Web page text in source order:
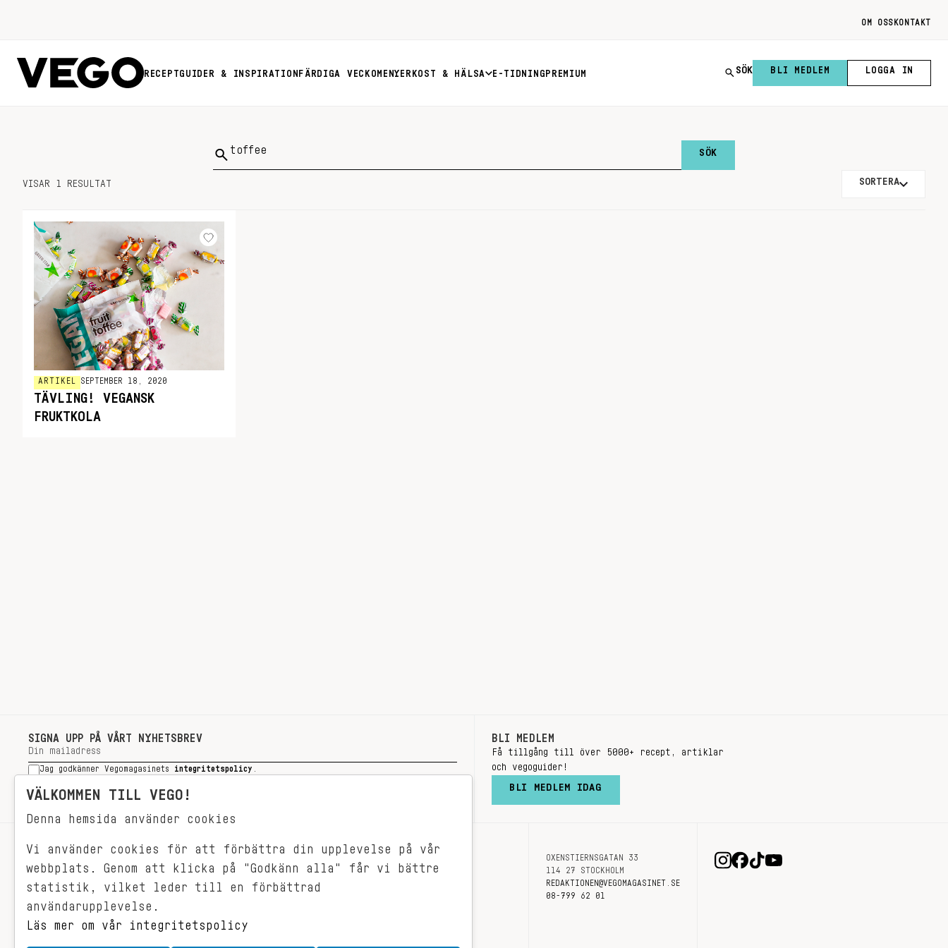
OM OSS KONTAKT
RECEPTGUIDER & INSPIRATION FÄRDIGA VECKOMENYER KOST & HÄLSA E-TIDNING PREMIUM SÖK BLI MEDLEM LOGGA IN
Sök
VISAR 1 RESULTAT SORTERA
ARTIKEL SEPTEMBER 18, 2020
TÄVLING! VEGANSK
FRUKTKOLA
SIGNA UPP PÅ VÅRT NYHETSBREV
Jag godkänner Vegomagasinets integritetspolicy
SIGNA UPP
BLI MEDLEM
Få tillgång till över 5000+ recept, artiklar
och vegoguider!
BLI MEDLEM IDAG
himla enkelt för just dig att äta
vego. För vegomat är inte krångligt,
RECEPT
VEGONYTT
OM OSS
OXENSTIERNSGATAN 33
114 27 STOCKHOLM
REDAKTIONEN@VEGOMAGASINET.SE
08-799 62 01
VÄLKOMMEN TILL VEGO!
Denna hemsida använder cookies
Vi använder cookies för att förbättra din upplevelse på vår
webbplats. Genom att klicka på "Godkänn alla" får vi bättre
statistik, vilket leder till en förbättrad
användarupplevelse.
Läs mer om vår integritetspolicy